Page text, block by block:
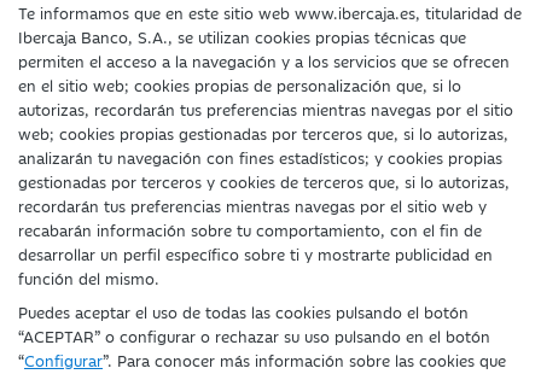
Te informamos que en este sitio web www.ibercaja.es, titularidad de
Ibercaja Banco, S.A., se utilizan cookies propias técnicas que
permiten el acceso a la navegación y a los servicios que se ofrecen
en el sitio web; cookies propias de personalización que, si lo
autorizas, recordarán tus preferencias mientras navegas por el sitio
web; cookies propias gestionadas por terceros que, si lo autorizas,
analizarán tu navegación con fines estadísticos; y cookies propias
gestionadas por terceros y cookies de terceros que, si lo autorizas,
recordarán tus preferencias mientras navegas por el sitio web y
recabarán información sobre tu comportamiento, con el fin de
desarrollar un perfil específico sobre ti y mostrarte publicidad en
función del mismo.
Puedes aceptar el uso de todas las cookies pulsando el botón
“ACEPTAR” o configurar o rechazar su uso pulsando en el botón
“Configurar”. Para conocer más información sobre las cookies que
Fecha de Edición: 10/08/2026
©Ibercaja Banco, S.A. - IBERCAJA - NIF. A-
99319030 R.M. de Zaragoza (T.3865. F.1.
H.Z.-52186, Inscripc.1º).
Entidad de Crédito inscrita en el Registro
Especial del Banco de España con el código
Domicilio social: Plaza de Basilio Paraíso, 2.